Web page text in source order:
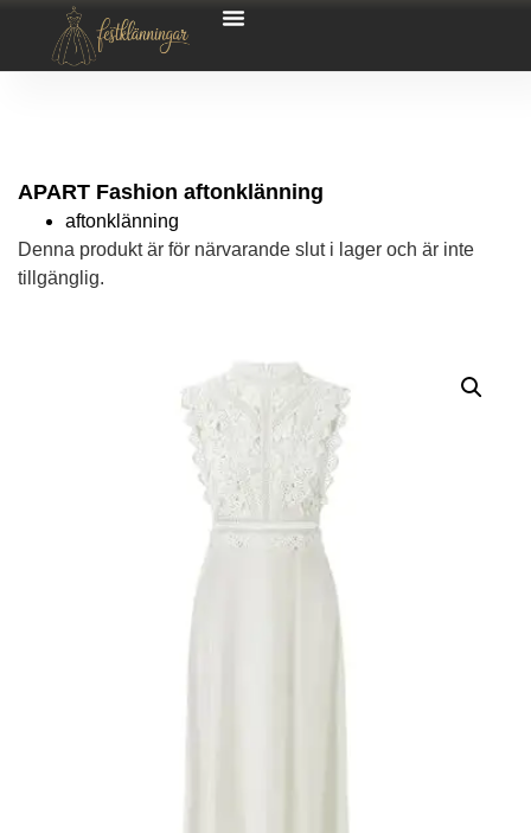
APART Fashion aftonklänning
aftonklänning
Denna produkt är för närvarande slut i lager och är inte
tillgänglig.